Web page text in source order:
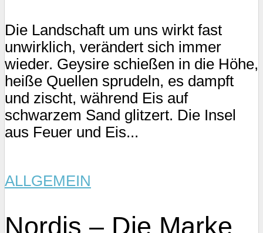
Die Landschaft um uns wirkt fast
unwirklich, verändert sich immer
wieder. Geysire schießen in die Höhe,
heiße Quellen sprudeln, es dampft
und zischt, während Eis auf
schwarzem Sand glitzert. Die Insel
aus Feuer und Eis...
ALLGEMEIN
Nordis – Die Marke